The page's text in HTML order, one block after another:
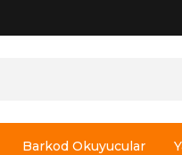
Barkod Okuyucular